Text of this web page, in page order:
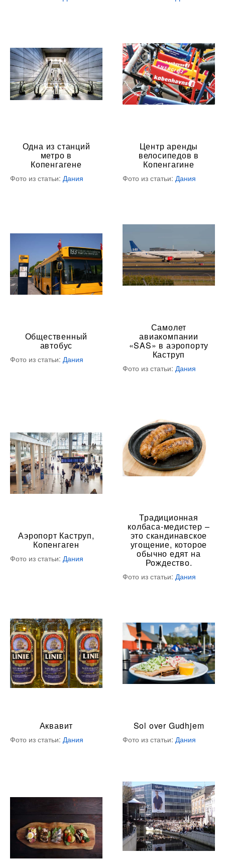
Одна из станций
метро в
Копенгагене
Фото из статьи: Дания
Центр аренды
велосипедов в
Копенгагине
Фото из статьи: Дания
Общественный
автобус
Фото из статьи: Дания
Самолет
авиакомпании
«SAS» в аэропорту
Каструп
Фото из статьи: Дания
Аэропорт Каструп,
Копенгаген
Фото из статьи: Дания
Традиционная
колбаса-медистер –
это скандинавское
угощение, которое
обычно едят на
Рождество.
Фото из статьи: Дания
Аквавит
Фото из статьи: Дания
Sol over Gudhjem
Фото из статьи: Дания